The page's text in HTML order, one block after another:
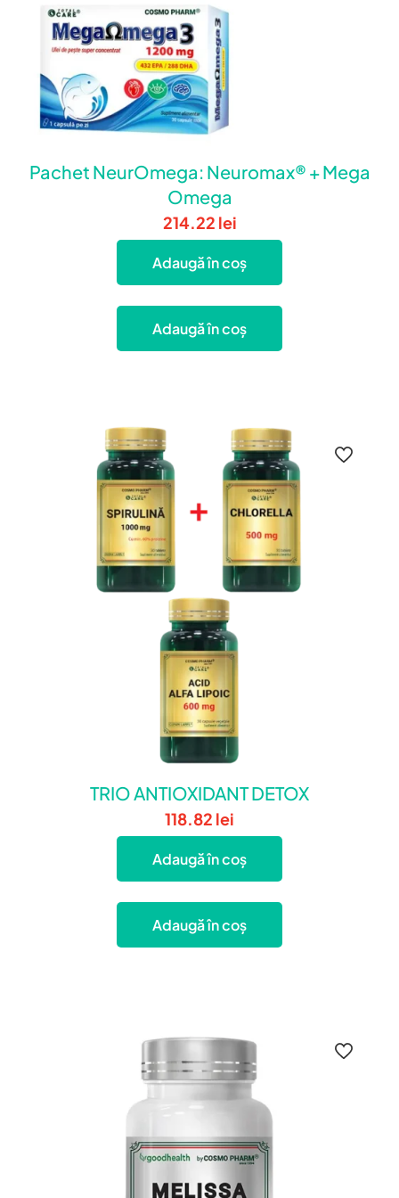
Pachet NeurOmega: Neuromax® + Mega
Omega
214.22 lei
Adaugă în coș
Adaugă în coș
TRIO ANTIOXIDANT DETOX
118.82 lei
Adaugă în coș
Adaugă în coș